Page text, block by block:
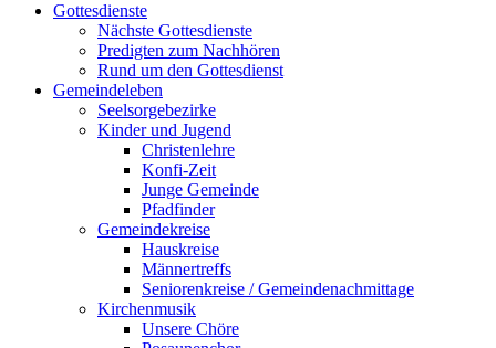
Gottesdienste
Nächste Gottesdienste
Predigten zum Nachhören
Rund um den Gottesdienst
Gemeindeleben
Seelsorgebezirke
Kinder und Jugend
Christenlehre
Konfi-Zeit
Junge Gemeinde
Pfadfinder
Gemeindekreise
Hauskreise
Männertreffs
Seniorenkreise / Gemeindenachmittage
Kirchenmusik
Unsere Chöre